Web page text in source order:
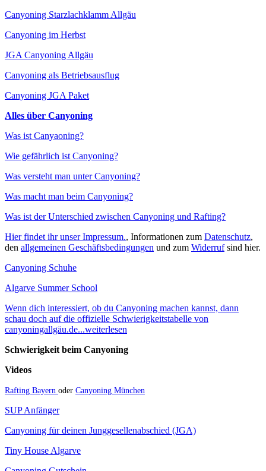
Canyoning Starzlachklamm Allgäu
Canyoning im Herbst
JGA Canyoning Allgäu
Canyoning als Betriebsausflug
Canyoning JGA Paket
Alles über Canyoning
Was ist Canyaoning?
Wie gefährlich ist Canyoning?
Was versteht man unter Canyoning?
Was macht man beim Canyoning?
Was ist der Unterschied zwischen Canyoning und Rafting?
Hier findet ihr unser Impressum., Informationen zum Datenschutz,
den allgemeinen Geschäftsbedingungen und zum Widerrufsind hier.
Canyoning Schuhe
Algarve Summer School
Wenn dich interessiert, ob du Canyoning machen kannst, dann
schau doch auf die offizielle Schwierigkeitstabelle von
canyoningallgäu.de...weiterlesen
Schwierigkeit beim Canyoning
Videos
Rafting Bayern oder Canyoning München
SUP Anfänger
Canyoning für deinen Junggesellenabschied (JGA)
Tiny House Algarve